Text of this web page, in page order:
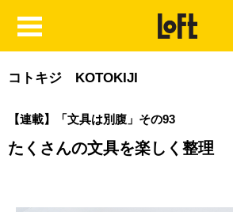
コトキジ KOTOKIJI
【連載】「文具は別腹」その93
たくさんの文具を楽しく整理